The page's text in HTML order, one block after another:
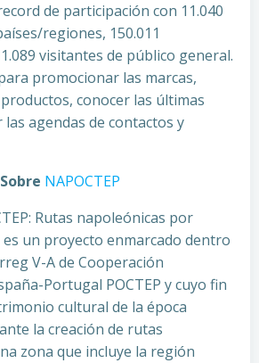
de participación con 11.040
regiones, 150.011
visitantes de público general.
promocionar las marcas,
conocer las últimas
agendas de contactos y
Sobre NAPOCTEP
Rutas napoleónicas por
un proyecto enmarcado dentro
V-A de Cooperación
Portugal POCTEP y cuyo fin
cultural de la época
la creación de rutas
zona que incluye la región